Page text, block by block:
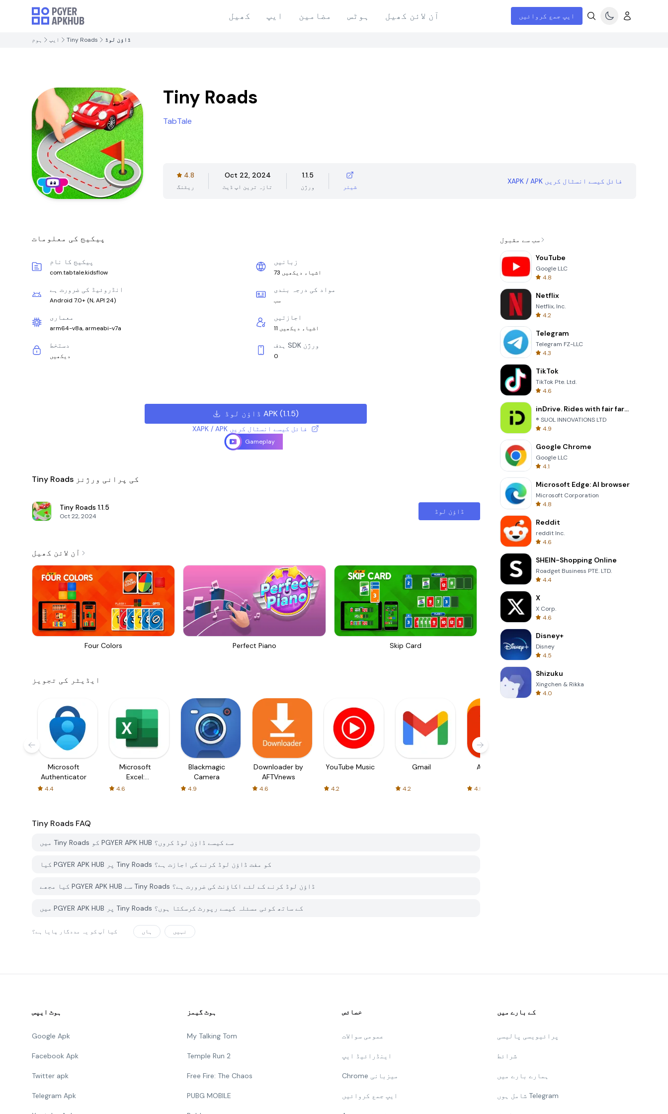
کھیل ایپ مضامین ہوٹس آن لائن کھیل ایپ جمع کروائیں
ہوم ایپ Tiny Roads ڈاؤن لوڈ
Tiny Roads
TabTale
4.8
ریٹنگ
Oct 22, 2024
تازہ ترین اپ ڈیٹ
1.1.5
ورژن شیئر
XAPK / APK فائل کیسے انسٹال کریں
پیکیج کی معلومات
پیکیج کا نام
com.tabtale.kidsflow
زبانیں
73 اشیاء دیکھیں
انڈروئیڈ کی ضرورت ہے
Android 7.0+ (N, API 24)
مواد کی درجہ بندی
سب
معماری
arm64-v8a, armeabi-v7a
اجازتیں
11 اشیاء دیکھیں
دستخط
دیکھیں
ہدف SDK ورژن
0
ڈاؤن لوڈ APK(1.1.5)
XAPK / APK فائل کیسے انسٹال کریں
Gameplay
Tiny Roads کی پرانی ورژنز
Tiny Roads 1.1.5
Oct 22, 2024
ڈاؤن لوڈ
آن لائن کھیل
Four Colors Perfect Piano Skip Card 3D Free Kick
ایڈیٹر کی تجویز
Microsoft
Authenticator
4.4
Microsoft
Excel:
Spreadsheets
4.6
Blackmagic
Camera
4.9
Downloader by
AFTVnews
4.6
YouTube Music
4.2
Gmail
4.2
AliExpress
4.5
Tiny Roads FAQ
میں Tiny Roads کو PGYER APK HUB سے کیسے ڈاؤن لوڈ کروں؟
کیا PGYER APK HUB پر Tiny Roads کو مفت ڈاؤن لوڈ کرنے کی اجازت ہے؟
کیا مجھے PGYER APK HUB سے Tiny Roads ڈاؤن لوڈ کرنے کے لئے اکاؤنٹ کی ضرورت ہے؟
میں PGYER APK HUB پر Tiny Roads کے ساتھ کوئی مسئلہ کیسے رپورٹ کرسکتا ہوں؟
کیا آپ کو یہ مددگار پایا ہے؟ ہاں نہیں
سب سے مقبول
YouTube
Google LLC
4.8
Netflix
Netflix, Inc.
4.2
Telegram
Telegram FZ-LLC
4.3
TikTok
TikTok Pte. Ltd.
4.6
inDrive. Rides with fair fares
® SUOL INNOVATIONS LTD
4.9
Google Chrome
Google LLC
4.1
Microsoft Edge: AI browser
Microsoft Corporation
4.8
Reddit
reddit Inc.
4.6
SHEIN-Shopping Online
Roadget Business PTE. LTD.
4.4
X
X Corp.
4.6
Disney+
Disney
4.5
Shizuku
Xingchen & Rikka
4.0
ہوٹ ایپس
Google Apk
Facebook Apk
Twitter apk
Telegram Apk
ہوٹ گیمز
My Talking Tom
Temple Run 2
Free Fire: The Chaos
PUBG MOBILE
خصائص
عمومی سوالات
اینڈرائیڈ ایپ
Chrome میزبانی
ایپ جمع کروائیں
کے بارے میں
پرائیویسی پالیسی
شرائط
ہمارے بارے میں
شامل ہوں Telegram